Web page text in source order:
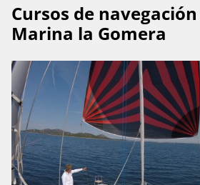
Cursos de
Marina la Gomera